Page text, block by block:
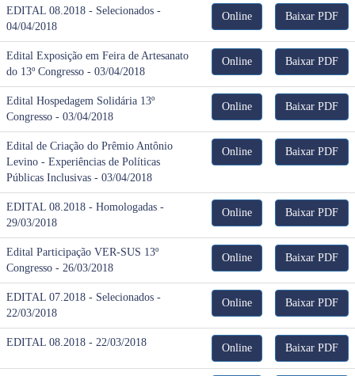
EDITAL 08.2018 - Selecionados -
04/04/2018
Online Baixar PDF
Edital Exposição em Feira de Artesanato
do 13º Congresso - 03/04/2018
Online Baixar PDF
Edital Hospedagem Solidária 13º
Congresso - 03/04/2018
Online Baixar PDF
Edital de Criação do Prêmio Antônio
Levino - Experiências de Políticas
Públicas Inclusivas - 03/04/2018
Online Baixar PDF
EDITAL 08.2018 - Homologadas -
29/03/2018
Online Baixar PDF
Edital Participação VER-SUS 13º
Congresso - 26/03/2018
Online Baixar PDF
EDITAL 07.2018 - Selecionados -
22/03/2018
Online Baixar PDF
EDITAL 08.2018 - 22/03/2018 Online Baixar PDF